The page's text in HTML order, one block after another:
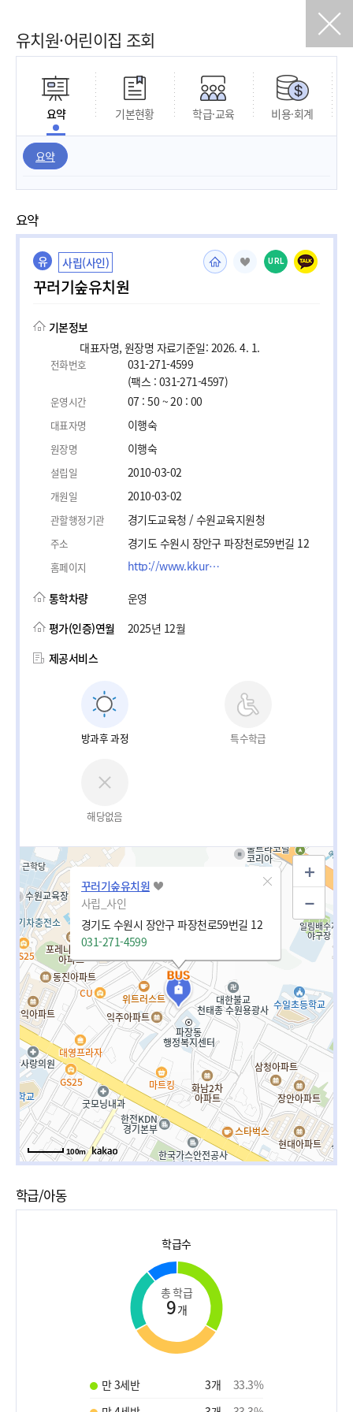
유치원·어린이집 조회
요약 기본현황 학급·교육 비용·회계
요약
요약
유 사립(사인)
꾸러기숲유치원
URL
기본정보
대표자명, 원장명 자료기준일: 2026. 4. 1.
전화번호
031-271-4599
(팩스 : 031-271-4597)
운영시간 07 : 50 ~ 20 : 00
대표자명 이행숙
원장명 이행숙
설립일 2010-03-02
개원일 2010-03-02
관할행정기관 경기도교육청 / 수원교육지원청
주소 경기도 수원시 장안구 파장천로59번길 12
홈페이지 http://www.kkurugikid.kr
통학차량
운영
평가(인증)연월
2025년 12월
제공서비스
방과후 과정 특수학급
해당없음
꾸러기숲유치원
사립_사인
경기도 수원시 장안구 파장천로59번길 12
031-271-4599
100m
학급/아동
학급수
총 학급
9개
만 3세반 3개 33.3%